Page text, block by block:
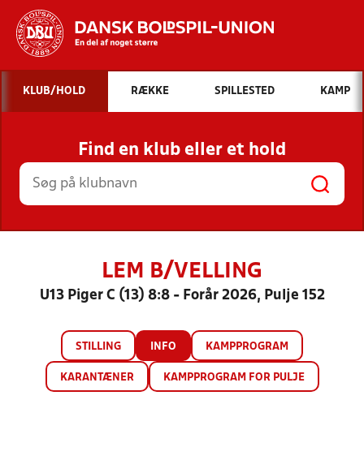
Hvad vil du søge efter?
INDHOLD OG NYHEDER
STILLINGER, RESULTATER, KLUBBER OG
HOLD
KLUB/HOLD RÆKKE SPILLESTED KAMP
Find en klub eller et hold
LEM B/VELLING
U13 Piger C (13) 8:8 - Forår 2026, Pulje 152
STILLING INFO KAMPPROGRAM
KARANTÆNER KAMPPROGRAM FOR PULJE